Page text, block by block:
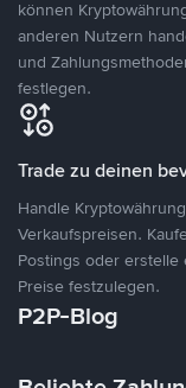
können
anderen Nutzern
und
festlegen.
Trade zu deinen
Handle
Verkaufspreisen.
Postings oder
Preise festzulegen.
P2P-Blog